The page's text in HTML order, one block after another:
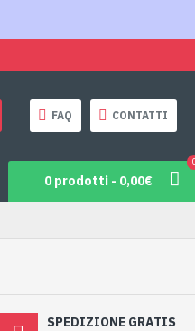
FAQ CONTATTI
0 prodotti - 0,00€
SPEDIZIONE GRATIS